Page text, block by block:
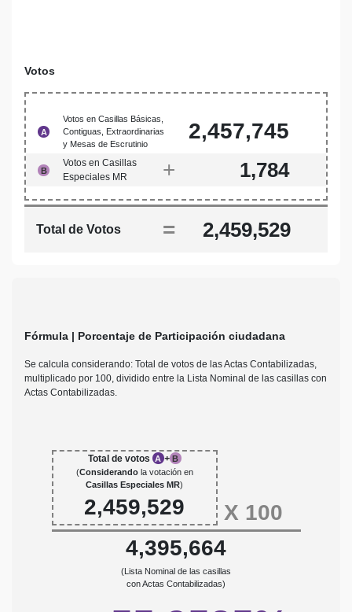
Votos
A
Votos en Casillas Básicas,
Contiguas, Extraordinarias
y Mesas de Escrutinio
2,457,745
B
Votos en Casillas
Especiales MR
+ 1,784
Total de Votos = 2,459,529
Fórmula | Porcentaje de Participación ciudadana
Se calcula considerando: Total de votos de las Actas Contabilizadas,
multiplicado por 100, dividido entre la Lista Nominal de las casillas con
Actas Contabilizadas.
Total de votos A + B
(Considerandola votación en
Casillas Especiales MR)
2,459,529 X 100
4,395,664
(Lista Nominal de las casillas
con Actas Contabilizadas)